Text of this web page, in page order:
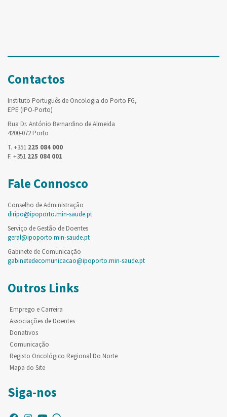
Contactos
Instituto Português de Oncologia do Porto FG,
EPE (IPO-Porto)
Rua Dr. António Bernardino de Almeida
4200-072 Porto
T. +351 225 084 000
F. +351 225 084 001
Fale Connosco
Conselho de Administração
diripo@ipoporto.min-saude.pt
Serviço de Gestão de Doentes
geral@ipoporto.min-saude.pt
Gabinete de Comunicação
gabinetedecomunicacao@ipoporto.min-saude.pt
Outros Links
Emprego e Carreira
Associações de Doentes
Donativos
Comunicação
Registo Oncológico Regional Do Norte
Mapa do Site
Siga-nos